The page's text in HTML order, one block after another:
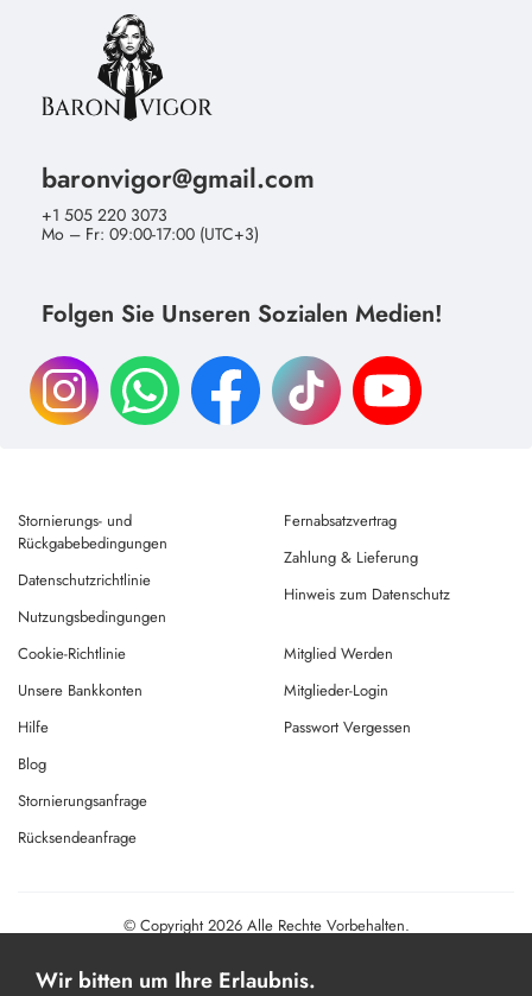
baronvigor@gmail.com
+1 505 220 3073
Mo – Fr: 09:00-17:00 (UTC+3)
Folgen Sie Unseren Sozialen Medien!
Stornierungs- und
Rückgabebedingungen
Datenschutzrichtlinie
Nutzungsbedingungen
Fernabsatzvertrag
Zahlung & Lieferung
Hinweis zum Datenschutz
Cookie-Richtlinie
Unsere Bankkonten
Hilfe
Mitglied Werden
Mitglieder-Login
Passwort Vergessen
Blog
Stornierungsanfrage
Rücksendeanfrage
© Copyright 2026 Alle Rechte Vorbehalten.
Wir bitten um Ihre Erlaubnis.